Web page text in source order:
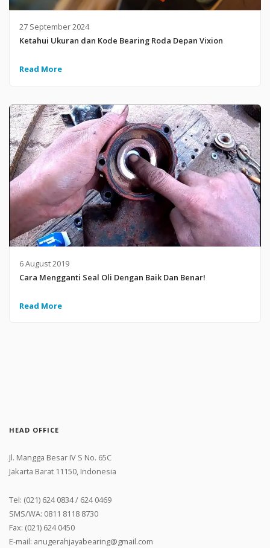
27 September 2024
Ketahui Ukuran dan Kode Bearing Roda Depan Vixion
Read More
6 August 2019
Cara Mengganti Seal Oli Dengan Baik Dan Benar!
Read More
HEAD OFFICE
Jl. Mangga Besar IV S No. 65C
Jakarta Barat 11150, Indonesia
Tel: (021) 624 0834 / 624 0469
SMS/WA: 0811 8118 8730
Fax: (021) 624 0450
E-mail: anugerahjayabearing@gmail.com